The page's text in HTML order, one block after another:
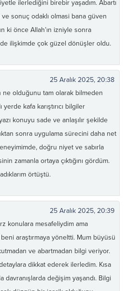
ilerlediğini birebir yaşadım. Abartı
ve sonuç odaklı olmasi bana güven
ki önce Allah’ın izniyle sonra
ilişkimde çok güzel dönüşler oldu.
25 Aralık 2025, 20:38
ne olduğunu tam olarak bilmeden
kafa karıştırıcı bilgiler
konuyu sade ve anlaşılır şekilde
sonra uygulama sürecini daha net
doğru niyet ve sabırla
zamanla ortaya çıktığını gördüm.
örtüştü.
25 Aralık 2025, 20:39
konulara mesafeliydim ama
beni araştırmaya yöneltti. Mum büyüsü
ve abartmadan bilgi veriyor.
dikkat ederek ilerledim. Kısa
davranışlarda değişim yaşandı. Bilgi